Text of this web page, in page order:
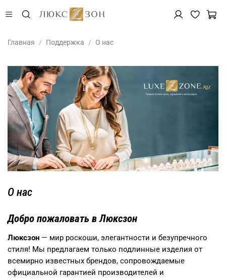
Главная Поддержка О нас
О нас
Добро пожаловать в Люксзон
Люксзон — мир роскоши, элегантности и безупречного
стиля! Мы предлагаем только подлинные изделия от
всемирно известных брендов, сопровождаемые
официальной гарантией производителей и